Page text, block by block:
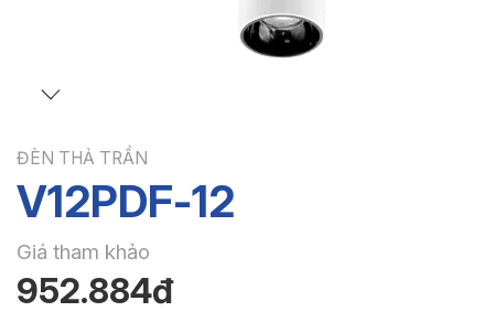
ĐÈN THẢ TRẦN
V12PDF-12
Giá tham khảo
952.884đ